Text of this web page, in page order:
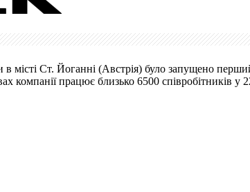
в місті Ст. Йоганні (Австрія) було запущено
компанії працює близько 6500 співробітників у